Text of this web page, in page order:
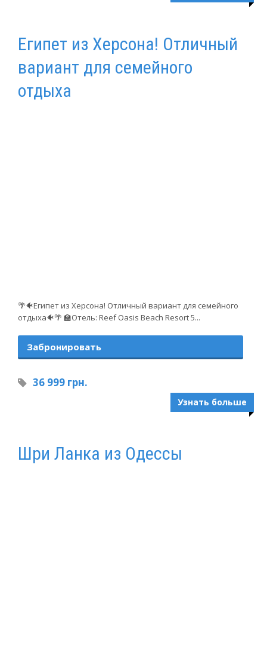
Египет из Херсона! Отличный
вариант для семейного
отдыха
🌴🐠Египет из Херсона! Отличный вариант для семейного
отдыха🐠🌴 🏫Отель: Reef Oasis Beach Resort 5...
Забронировать
36 999 грн.
Узнать больше
Шри Ланка из Одессы